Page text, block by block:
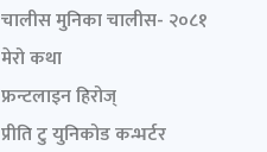
चालीस मुनिका चालीस- २०८१
मेरो कथा
फ्रन्टलाइन हिरोज्
प्रीति टु युनिकोड कन्भर्टर